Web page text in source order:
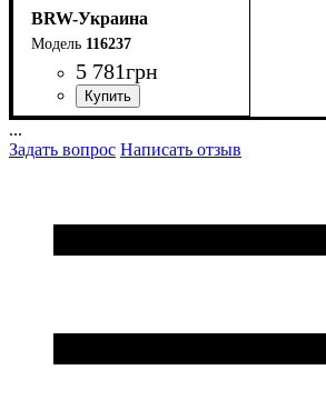
BRW-Украина
116237
5 781грн
ширина, мм: 700
высота, мм: 1600
глубина, мм: 40
...
Задать вопрос Написать отзыв